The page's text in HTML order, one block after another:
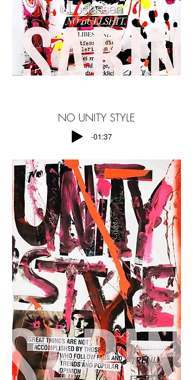
NO UNITY STYLE
-01:37